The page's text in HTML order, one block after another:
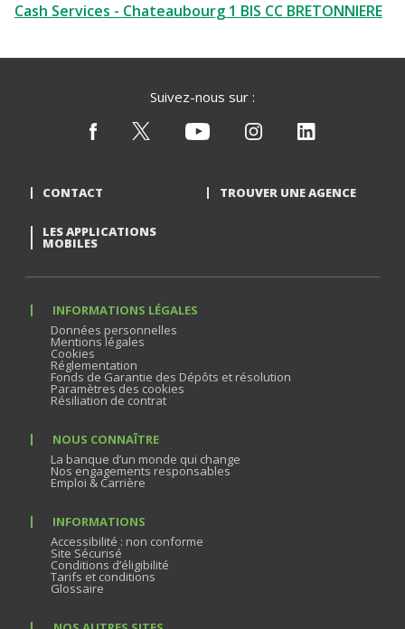
Cash Services - Chateaubourg 1 BIS CC BRETONNIERE
Suivez-nous sur :
CONTACT TROUVER UNE AGENCE
LES APPLICATIONS
MOBILES
INFORMATIONS LÉGALES
Données personnelles
Mentions légales
Cookies
Réglementation
Fonds de Garantie des Dépôts et résolution
Paramètres des cookies
Résiliation de contrat
NOUS CONNAÎTRE
La banque d’un monde qui change
Nos engagements responsables
Emploi & Carrière
INFORMATIONS
Accessibilité : non conforme
Site Sécurisé
Conditions d’éligibilité
Tarifs et conditions
Glossaire